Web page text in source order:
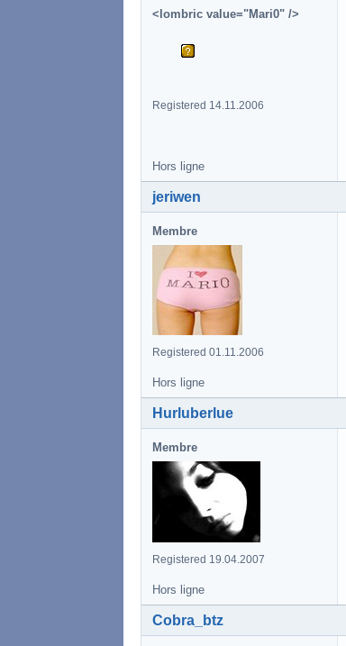
<lombric value="Mari0" />
Registered 14.11.2006
Hors ligne
jeriwen
Membre
Registered 01.11.2006
Hors ligne
Hurluberlue
Membre
Registered 19.04.2007
Hors ligne
Cobra_btz